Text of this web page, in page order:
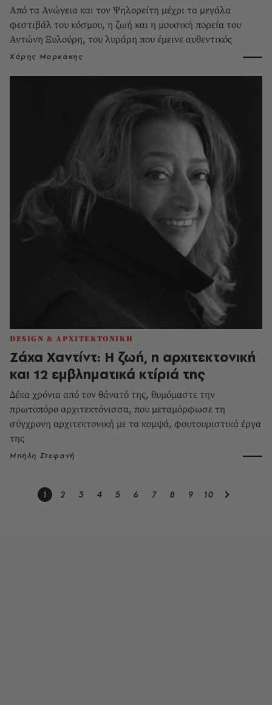
Από τα Ανώγεια και τον Ψηλορείτη μέχρι τα μεγάλα
φεστιβάλ του κόσμου, η ζωή και η μουσική πορεία του
Αντώνη Ξυλούρη, του λυράρη που έμεινε αυθεντικός
Χάρης Μαρκάκης
DESIGN & ΑΡΧΙΤΕΚΤΟΝΙΚΗ
Ζάχα Χαντίντ: Η ζωή, η αρχιτεκτονική
και 12 εμβληματικά κτίριά της
Δέκα χρόνια από τον θάνατό της, θυμόμαστε την
πρωτοπόρο αρχιτεκτόνισσα, που μεταμόρφωσε τη
σύγχρονη αρχιτεκτονική με τα κομψά, φουτουριστικά έργα
της
Μπήλη Στεφανή
1 2 3 4 5 6 7 8 9 10